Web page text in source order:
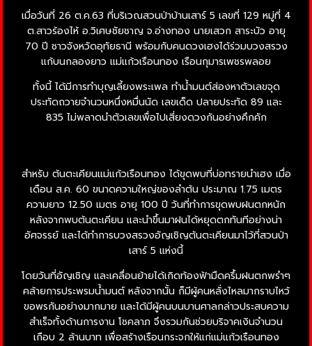
เมื่อวันที่ 26 ต.ค.63 ที่บริเวณสวนป่าบ้านเสาร์ 5 เลขที่ 129 หมู่ที่ 4
ต.สาวร้องไห้ อ.วิเศษชัยชาญ จ.อ่างทอง นายเสวก สาระบัว อายุ
70 ปี ชาวจังหวัดอุทัยธานี พร้อมกับคนดวงเฮงได้ร่วมบวงสรวง
แก้บนกลองยาว แม่แก้วเรือนทอง เรือนกุมารเพชรพลอย
ทั้งนี้ ได้มีการทำบุญเลี้ยงพระเพล ทำน้ำมนต์ส่องหาตัวเลขจุด
ประทัดถวายจำนวนหนึ่งหมื่นนัด เลขเด็ด ปลายประทัด 89 และ
835 ไม่พลาดนำตัวเลขเพื่อไปเสี่ยงดวงกันอย่างคึกคัก
สำหรับ ต้นตะเคียนแม่แก้วเรือนทอง ได้ขุดพบที่บ่อทรายนำเฮง เมื่อ
เดือน ส.ค. 60 ขนาดความใหญ่ของลำต้น ประมาณ 1.75 เมตร
ความยาว 12.50 เมตร อายุ 100 ปี วันที่ทำการขุดพบฝนตกหนัก
หลังจากพบต้นตะเคียน และนำขึ้นมาฝนได้หยุดตกทันทีอย่างน่า
อัศจรรย์ และได้ทำการบวงสรวงอัญเชิญต้นตะเคียนมาไว้ที่สวนป่า
เสาร์ 5 แห่งนี้
โดยวันที่อัญเชิญ และเคลื่อนย้ายได้เกิดท้องฟ้ามืดครึ้มฝนตกพรำๆ
คล้ายการประพรมน้ำมนต์ หลังจากนั้น ก็มีผู้คนหลั่งไหลมากราบไหว้
ขอพรกันอย่างมากมาย และได้มีผู้คนบนบานศาลกล่าวประสบความ
สำเร็จทั้งด้านการงาน โชคลาภ จึงรวมกันช่วยบริจาคเงินจำนวน
เกือบ 2 ล้านบาท เพื่อสร้างเรือนกระจกให้แก่แม่แก้วเรือนทอง